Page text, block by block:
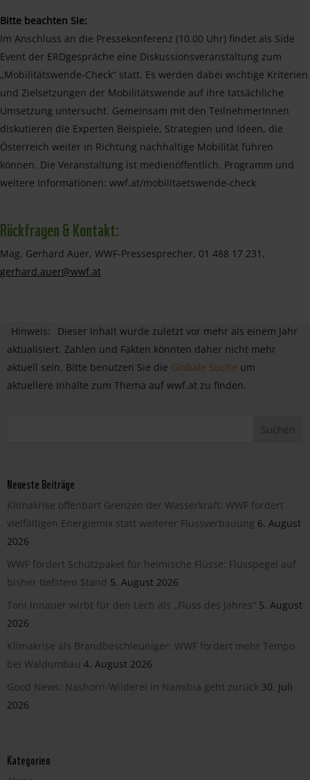
Bitte beachten Sie:
Im Anschluss an die Pressekonferenz (10.00 Uhr) findet als Side
Event der ERDgespräche eine Diskussionsveranstaltung zum
„Mobilitätswende-Check“ statt. Es werden dabei wichtige Kriterien
und Zielsetzungen der Mobilitätswende auf ihre tatsächliche
Umsetzung untersucht. Gemeinsam mit den TeilnehmerInnen
diskutieren die Experten Beispiele, Strategien und Ideen, die
Österreich weiter in Richtung nachhaltige Mobilität führen
können. Die Veranstaltung ist medienöffentlich. Programm und
weitere Informationen: wwf.at/mobilitaetswende-check
Rückfragen & Kontakt:
Mag. Gerhard Auer, WWF-Pressesprecher, 01 488 17 231,
gerhard.auer@wwf.at
Hinweis:
Dieser Inhalt wurde zuletzt vor mehr als einem Jahr
aktualisiert. Zahlen und Fakten könnten daher nicht mehr
aktuell sein. Bitte benutzen Sie die Globale Suche um
aktuellere Inhalte zum Thema auf wwf.at zu finden.
Neueste Beiträge
Klimakrise offenbart Grenzen der Wasserkraft: WWF fordert
vielfältigen Energiemix statt weiterer Flussverbauung 6. August
2026
WWF fordert Schutzpaket für heimische Flüsse: Flusspegel auf
bisher tiefstem Stand 5. August 2026
Toni Innauer wirbt für den Lech als „Fluss des Jahres“ 5. August
2026
Klimakrise als Brandbeschleuniger: WWF fordert mehr Tempo
bei Waldumbau 4. August 2026
Good News: Nashorn-Wilderei in Namibia geht zurück 30. Juli
2026
Kategorien